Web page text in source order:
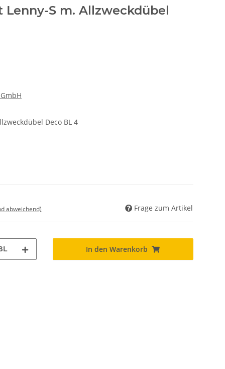
Lenny-S m. Allzweckdübel
Deco BL 4
abweichend) Frage zum Artikel
In den Warenkorb